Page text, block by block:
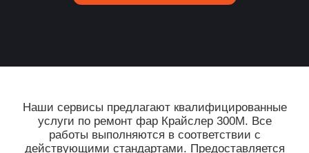
Наши сервисы предлагают квалифицированные
услуги по ремонт фар Крайслер 300М. Все
работы выполняются в соответствии с
действующими стандартами. Предоставляется